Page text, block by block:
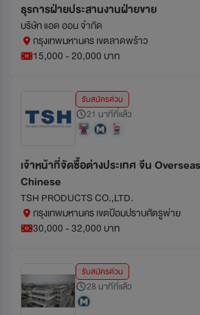
ธุรการฝ่ายประสานงานฝ่ายขาย
บริษัท แอด ออน จำกัด
กรุงเทพมหานคร เขตลาดพร้าว
15,000 - 20,000 บาท
รับสมัครด่วน
21 นาทีที่แล้ว
เจ้าหน้าที่จัดซื้อต่างประเทศ จีน
Chinese
TSH PRODUCTS CO.,LTD.
กรุงเทพมหานคร เขตป้อมปราบศัตรูพ่าย
30,000 - 32,000 บาท
รับสมัครด่วน
28 นาทีที่แล้ว